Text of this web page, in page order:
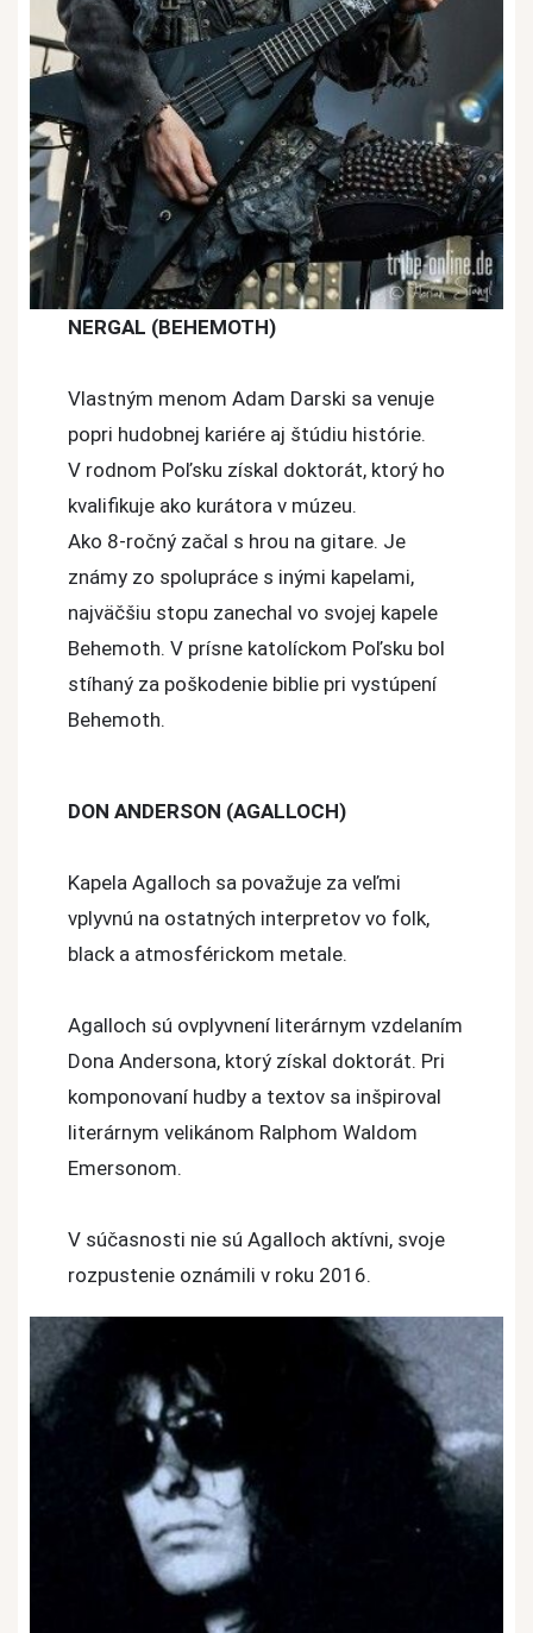
NERGAL (BEHEMOTH)
Vlastným menom Adam Darski sa venuje
popri hudobnej kariére aj štúdiu histórie.
V rodnom Poľsku získal doktorát, ktorý ho
kvalifikuje ako kurátora v múzeu.
Ako 8-ročný začal s hrou na gitare. Je
známy zo spolupráce s inými kapelami,
najväčšiu stopu zanechal vo svojej kapele
Behemoth. V prísne katolíckom Poľsku bol
stíhaný za poškodenie biblie pri vystúpení
Behemoth.
DON ANDERSON (AGALLOCH)
Kapela Agalloch sa považuje za veľmi
vplyvnú na ostatných interpretov vo folk,
black a atmosférickom metale.
Agalloch sú ovplyvnení literárnym vzdelaním
Dona Andersona, ktorý získal doktorát. Pri
komponovaní hudby a textov sa inšpiroval
literárnym velikánom Ralphom Waldom
Emersonom.
V súčasnosti nie sú Agalloch aktívni, svoje
rozpustenie oznámili v roku 2016.